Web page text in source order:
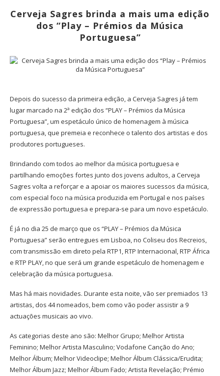
Cerveja Sagres brinda a mais uma edição
dos “Play – Prémios da Música
Portuguesa”
Depois do sucesso da primeira edição, a Cerveja Sagres já tem
lugar marcado na 2ª edição dos “PLAY – Prémios da Música
Portuguesa”, um espetáculo único de homenagem à música
portuguesa, que premeia e reconhece o talento dos artistas e dos
produtores portugueses.
Brindando com todos ao melhor da música portuguesa e
partilhando emoções fortes junto dos jovens adultos, a Cerveja
Sagres volta a reforçar e a apoiar os maiores sucessos da música,
com especial foco na música produzida em Portugal e nos países
de expressão portuguesa e prepara-se para um novo espetáculo.
É já no dia 25 de março que os “PLAY – Prémios da Música
Portuguesa” serão entregues em Lisboa, no Coliseu dos Recreios,
com transmissão em direto pela RTP1, RTP Internacional, RTP África
e RTP PLAY, no que será um grande espetáculo de homenagem e
celebração da música portuguesa.
Mas há mais novidades. Durante esta noite, vão ser premiados 13
artistas, dos 44 nomeados, bem como vão poder assistir a 9
actuações musicais ao vivo.
As categorias deste ano são: Melhor Grupo; Melhor Artista
Feminino; Melhor Artista Masculino; Vodafone Canção do Ano;
Melhor Álbum; Melhor Videoclipe; Melhor Álbum Clássica/Erudita;
Melhor Álbum Jazz; Melhor Álbum Fado; Artista Revelação; Prémio